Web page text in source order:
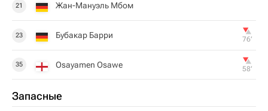
21 Жан-Мануэль Мбом
23 Бубакар Барри 76‎’‎
35 Osayamen Osawe 58‎’‎
Запасные